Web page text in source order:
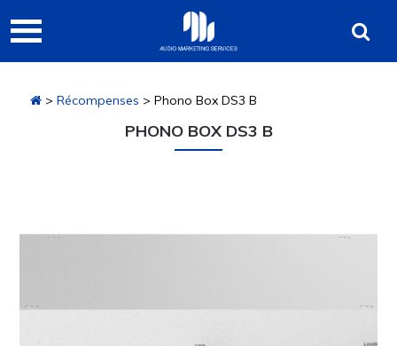
la
principale
au
contenu
la
latérale
Audio
Marketing
Services
>Récompenses > Phono Box DS3 B
PHONO BOX DS3 B